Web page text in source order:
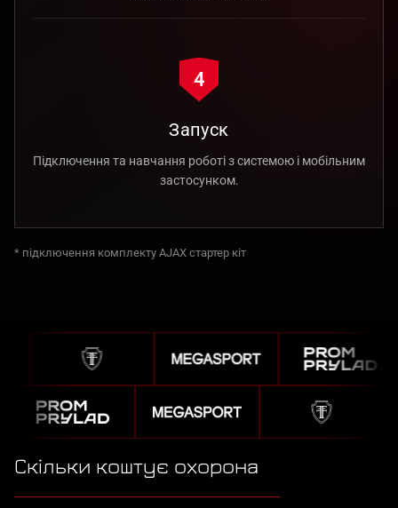
4
Запуск
Підключення та навчання роботі з системою і мобільним
застосунком.
* підключення комплекту AJAX стартер кіт
Скільки коштує охорона